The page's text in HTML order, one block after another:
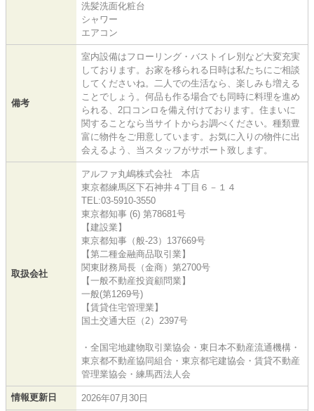
洗髪洗面化粧台
シャワー
エアコン
備考
室内設備はフローリング・バストイレ別など大変充実
しております。お家を移られる日時は私たちにご相談
してくださいね。二人での生活なら、楽しみも増える
ことでしょう。何品も作る場合でも同時に料理を進め
られる、2口コンロを備え付けております。住まいに
関することなら当サイトからお調べください。種類豊
富に物件をご用意しています。お気に入りの物件に出
会えるよう、当スタッフがサポート致します。
取扱会社
アルファ丸嶋株式会社 本店
東京都練馬区下石神井４丁目６－１４
TEL:03-5910-3550
東京都知事 (6) 第78681号
【建設業】
東京都知事（般-23）137669号
【第二種金融商品取引業】
関東財務局長（金商）第2700号
【一般不動産投資顧問業】
一般(第1269号)
【賃貸住宅管理業】
国土交通大臣（2）2397号
・全国宅地建物取引業協会・東日本不動産流通機構・
東京都不動産協同組合・東京都宅建協会・賃貸不動産
管理業協会・練馬西法人会
情報更新日 2026年07月30日